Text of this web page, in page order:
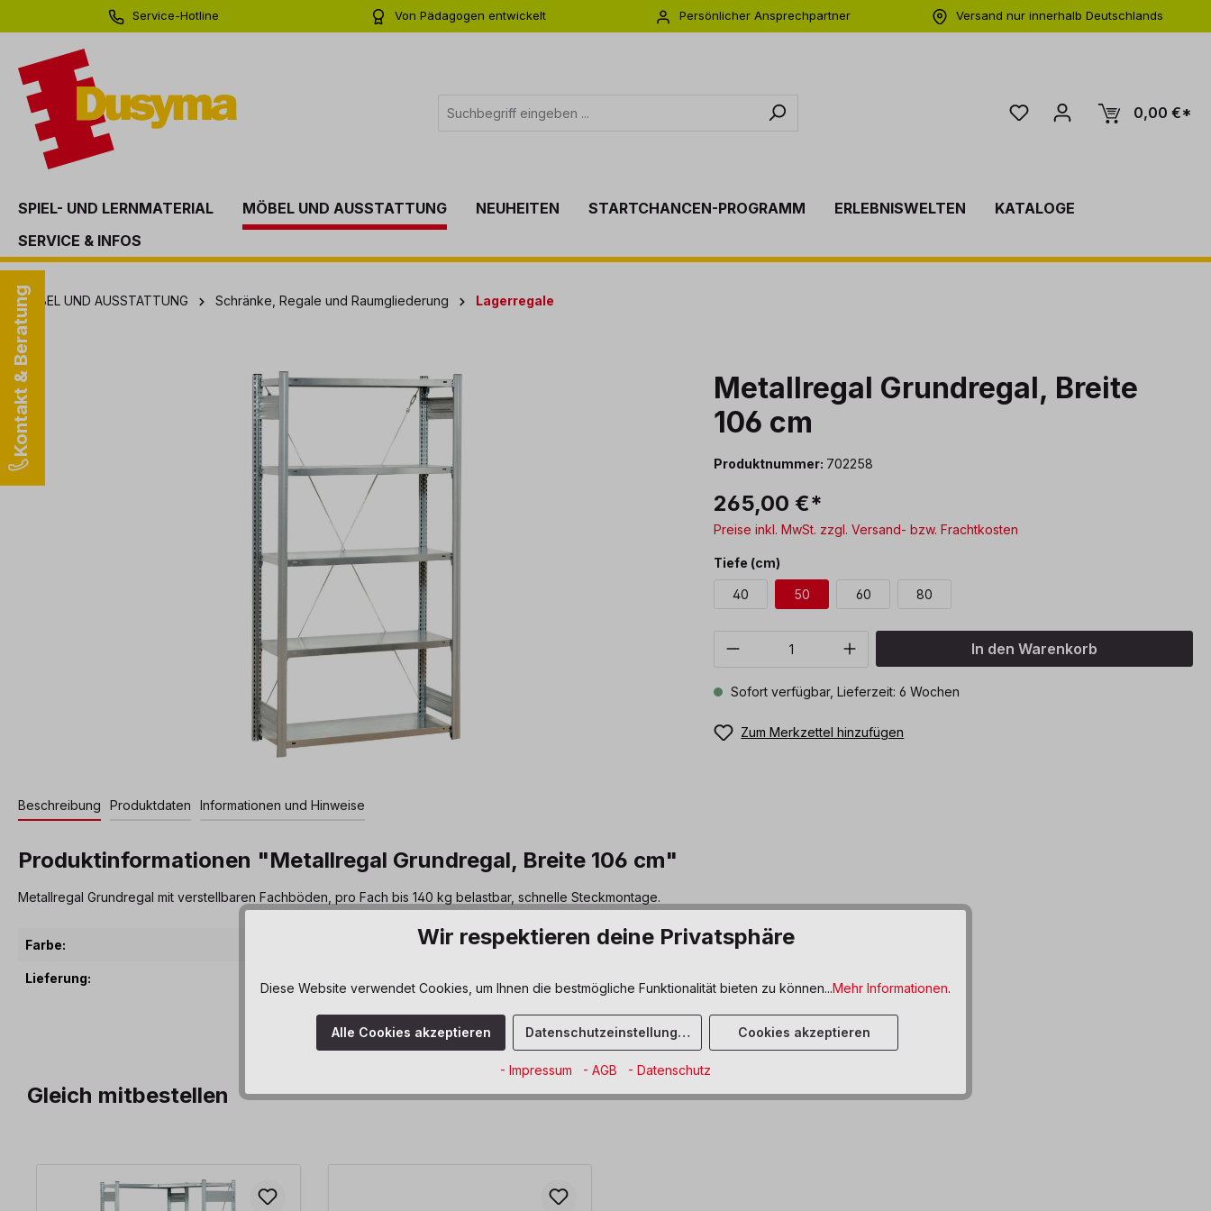
Zur Hauptnavigation springen
Service-Hotline
Von Pädagogen entwickelt
Persönlicher Ansprechpartner
Versand nur innerhalb Deutschlands
0,00 €*
SPIEL- UND LERNMATERIAL MÖBEL UND AUSSTATTUNG NEUHEITEN STARTCHANCEN-PROGRAMM ERLEBNISWELTEN
KATALOGE
SERVICE & INFOS
Kontakt & Beratung
MÖBEL UND AUSSTATTUNG Schränke, Regale und Raumgliederung Lagerregale
Bildergalerie überspringen
Metallregal Grundregal, Breite
106 cm
Produktnummer: 702258
265,00 €*
Preise inkl. MwSt. zzgl. Versand- bzw. Frachtkosten
Tiefe (cm)
40 50 60 80
Produkt Anzahl: Gib den gewünschten Wert
In den Warenkorb
Sofort verfügbar, Lieferzeit: 6 Wochen
Zum Merkzettel hinzufügen
Beschreibung Produktdaten Informationen und Hinweise
Produktinformationen "Metallregal Grundregal, Breite 106 cm"
Metallregal Grundregal mit verstellbaren Fachböden, pro Fach bis 140 kg belastbar, schnelle Steckmontage.
Farbe:
Lieferung:
Gleich mitbestellen
Wir respektieren deine Privatsphäre
Diese Website verwendet Cookies, um Ihnen die bestmögliche Funktionalität bieten zu können...Mehr Informationen.
Alle Cookies akzeptieren Datenschutzeinstellungen Cookies akzeptieren
- Impressum - AGB - Datenschutz